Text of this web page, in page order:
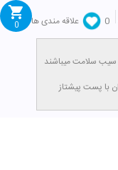
0
علاقه مندی ها
0